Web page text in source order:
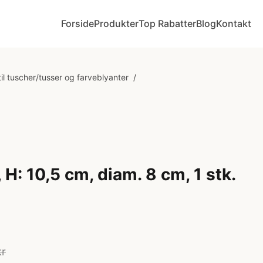
ForsideProdukterTop RabatterBlogKontakt
tuscher/tusser og farveblyanter /
10,5 cm, diam. 8 cm, 1 stk.